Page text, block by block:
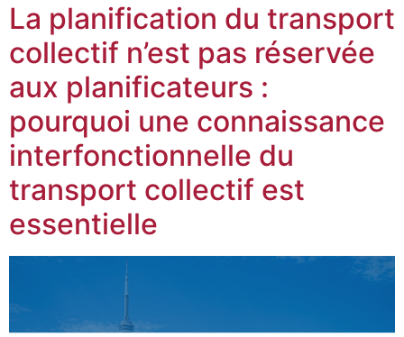
La planification du transport
collectif n’est pas réservée
aux planificateurs :
pourquoi une connaissance
interfonctionnelle du
transport collectif est
essentielle